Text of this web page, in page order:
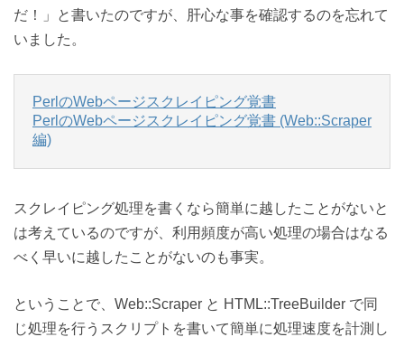
だ！」と書いたのですが、肝心な事を確認するのを忘れて
いました。
PerlのWebページスクレイピング覚書
PerlのWebページスクレイピング覚書 (Web::Scraper
編)
スクレイピング処理を書くなら簡単に越したことがないと
は考えているのですが、利用頻度が高い処理の場合はなる
べく早いに越したことがないのも事実。
ということで、Web::Scraper と HTML::TreeBuilder で同
じ処理を行うスクリプトを書いて簡単に処理速度を計測し